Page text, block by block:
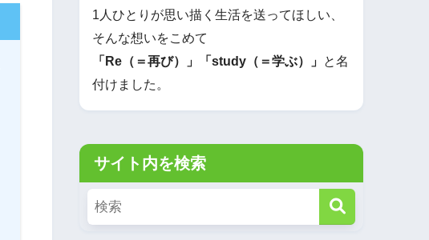
1人ひとりが思い描く生活を送ってほしい、
そんな想いをこめて
「Re（＝再び）」「study（＝学ぶ）」 と名
付けました。
サイト内を検索